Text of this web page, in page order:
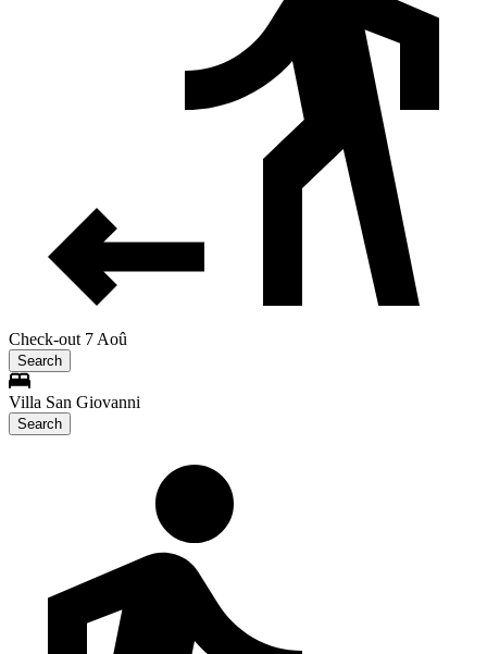
Check-out 7 Aoû
Search
Villa San Giovanni
Search